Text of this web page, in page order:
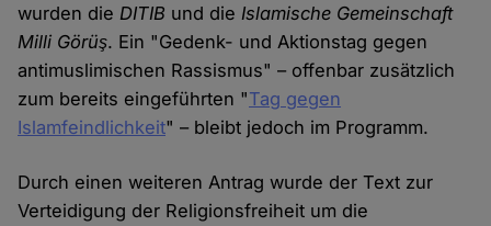
wurden die DITIB und die Islamische Gemeinschaft
Milli Görüş. Ein "Gedenk- und Aktionstag gegen
antimuslimischen Rassismus" – offenbar zusätzlich
zum bereits eingeführten "Tag gegen
Islamfeindlichkeit" – bleibt jedoch im Programm.
Durch einen weiteren Antrag wurde der Text zur
Verteidigung der Religionsfreiheit um die